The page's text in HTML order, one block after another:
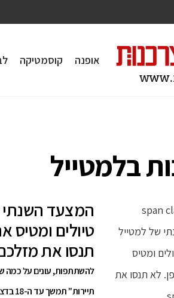
אופנה קוסמטיקה
בלמטייל
טיולים ומטיס
תנסו את
להשתתפות, עונים על כמה
תיירות" תמשך עד ה-18 בדצמבר